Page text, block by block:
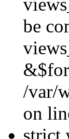
be
/var/
on